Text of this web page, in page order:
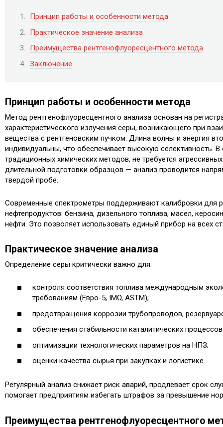
Принцип работы и особенности метода
Практическое значение анализа
Преимущества рентгенофлуоресцентного метода
Заключение
Принцип работы и особенности метода
Метод рентгенофлуоресцентного анализа основан на
характеристического излучения серы, возникающего при
вещества с рентгеновским пучком. Длина волны и энергия
индивидуальны, что обеспечивает высокую селективность. В
традиционных химических методов, не требуется
длительной подготовки образцов — анализ проводится
твердой пробе.
Современные спектрометры поддерживают калибровки для
нефтепродуктов: бензина, дизельного топлива, масел,
нефти. Это позволяет использовать единый прибор на всех
Практическое значение анализа
Определение серы критически важно для:
контроля соответствия топлива международным
требованиям (Евро-5, IMO, ASTM);
предотвращения коррозии трубопроводов,
обеспечения стабильности каталитических
оптимизации технологических параметров на НПЗ;
оценки качества сырья при закупках и логистике.
Регулярный анализ снижает риск аварий, продлевает срок
помогает предприятиям избегать штрафов за превышение
Преимущества рентгенофлуоресцентного